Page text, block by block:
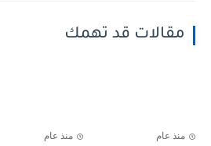
مقالات قد تهمك
منذ عام منذ عام